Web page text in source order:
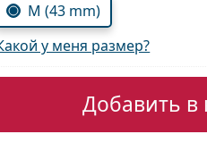
M (43 mm)
у меня размер?
Добавить в